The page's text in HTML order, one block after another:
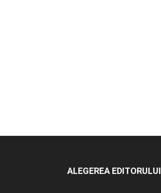
ALEGEREA EDITORULUI